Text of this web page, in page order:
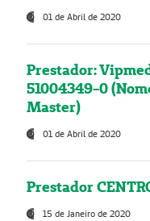
01 de Abril de 2020
Prestador:
51004349-0
Master)
01 de Abril de 2020
Prestador
15 de Janeiro de 2020